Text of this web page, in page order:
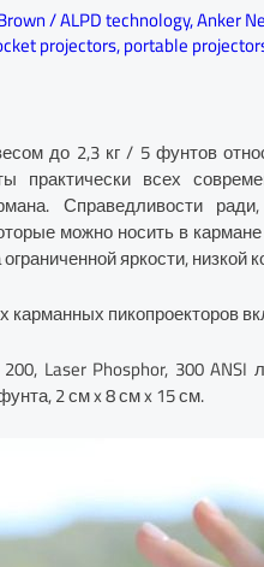
/ALPD technology,Anker
projectors,portable
до 2,3 кг / 5 фунтов
практически всех
Справедливости
можно носить в
яркости, низкой
пикопроекторов
Laser Phosphor, 300 ANSI
2 см x 8 см x 15 см.